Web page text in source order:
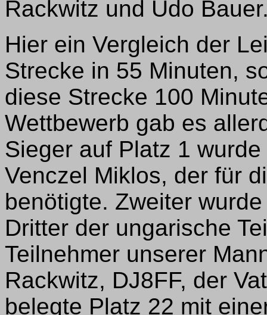
Rackwitz und Udo
Hier ein Vergleich der
Strecke in 55 Minuten,
diese Strecke 100
Wettbewerb gab es
Sieger auf Platz 1
Venczel Miklos, der für
benötigte. Zweiter
Dritter der ungarische
Teilnehmer unserer
Rackwitz, DJ8FF, der
belegte Platz 22 mit